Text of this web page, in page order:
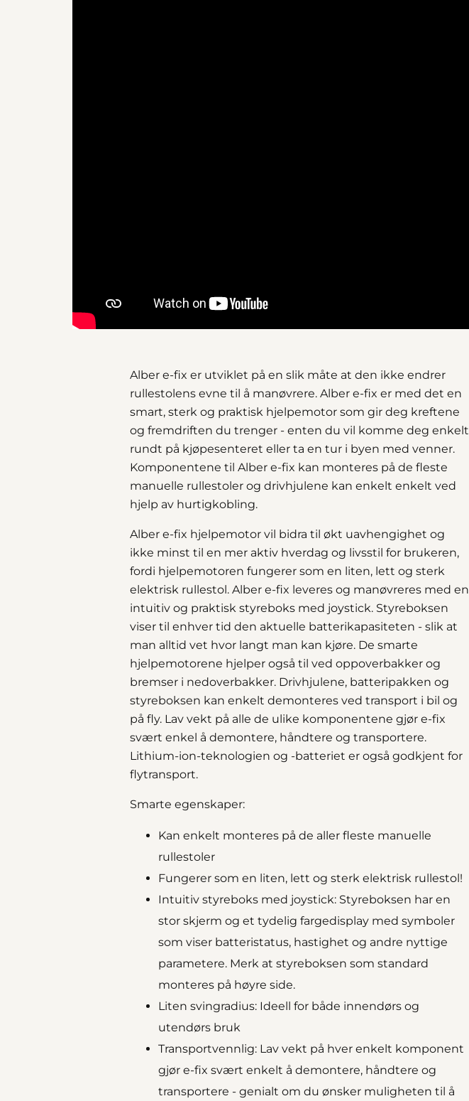
Alber e-fix er utviklet på en slik måte at den ikke endrer
rullestolens evne til å manøvrere. Alber e-fix er med det en
smart, sterk og praktisk hjelpemotor som gir deg kreftene
og fremdriften du trenger - enten du vil komme deg enkelt
rundt på kjøpesenteret eller ta en tur i byen med venner.
Komponentene til Alber e-fix kan monteres på de fleste
manuelle rullestoler og drivhjulene kan enkelt enkelt ved
hjelp av hurtigkobling.
Alber e-fix hjelpemotor vil bidra til økt uavhengighet og
ikke minst til en mer aktiv hverdag og livsstil for brukeren,
fordi hjelpemotoren fungerer som en liten, lett og sterk
elektrisk rullestol. Alber e-fix leveres og manøvreres med en
intuitiv og praktisk styreboks med joystick. Styreboksen
viser til enhver tid den aktuelle batterikapasiteten - slik at
man alltid vet hvor langt man kan kjøre. De smarte
hjelpemotorene hjelper også til ved oppoverbakker og
bremser i nedoverbakker. Drivhjulene, batteripakken og
styreboksen kan enkelt demonteres ved transport i bil og
på fly. Lav vekt på alle de ulike komponentene gjør e-fix
svært enkel å demontere, håndtere og transportere.
Lithium-ion-teknologien og -batteriet er også godkjent for
flytransport.
Smarte egenskaper:
Kan enkelt monteres på de aller fleste manuelle
rullestoler
Fungerer som en liten, lett og sterk elektrisk rullestol!
Intuitiv styreboks med joystick: Styreboksen har en
stor skjerm og et tydelig fargedisplay med symboler
som viser batteristatus, hastighet og andre nyttige
parametere. Merk at styreboksen som standard
monteres på høyre side.
Liten svingradius: Ideell for både innendørs og
utendørs bruk
Transportvennlig: Lav vekt på hver enkelt komponent
gjør e-fix svært enkelt å demontere, håndtere og
transportere - genialt om du ønsker muligheten til å